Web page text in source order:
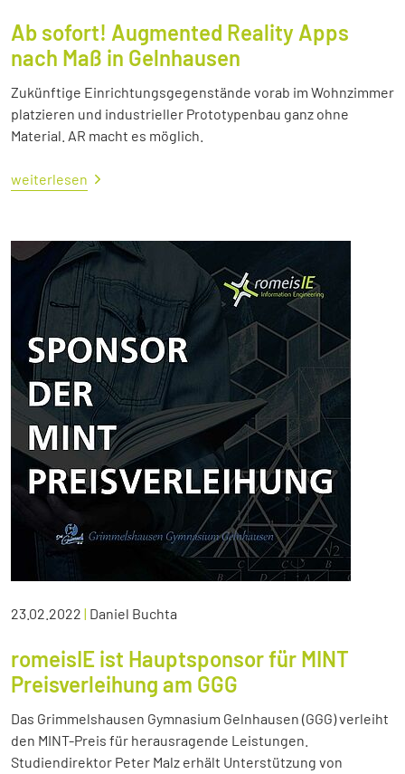
Ab sofort! Augmented Reality Apps
nach Maß in Gelnhausen
Zukünftige Einrichtungsgegenstände vorab im Wohnzimmer
platzieren und industrieller Prototypenbau ganz ohne
Material. AR macht es möglich.
weiterlesen
23.02.2022 | Daniel Buchta
romeisIE ist Hauptsponsor für MINT
Preisverleihung am GGG
Das Grimmelshausen Gymnasium Gelnhausen (GGG) verleiht
den MINT-Preis für herausragende Leistungen.
Studiendirektor Peter Malz erhält Unterstützung von